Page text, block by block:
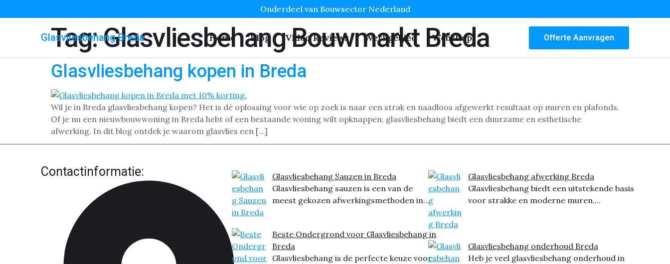
Onderdeel van Bouwsector Nederland
Glasvliesbehang Breda Home Blog Video Reviews Werkgebied Webshop Offerte Aanvragen
Tag:Glasvliesbehang Bouwmarkt Breda
Glasvliesbehang kopen in Breda
Wil je in Breda glasvliesbehang kopen? Het is dé oplossing voor wie op zoek is naar een strak en naadloos afgewerkt resultaat op muren en plafonds.
Of je nu een nieuwbouwwoning in Breda hebt of een bestaande woning wilt opknappen, glasvliesbehang biedt een duurzame en esthetische
afwerking. In dit blog ontdek je waarom glasvlies een […]
Contactinformatie:
Glasvliesbehang Sauzen in Breda
Glasvliesbehang sauzen is een van de
meest gekozen afwerkingsmethoden in...
Beste Ondergrond voor Glasvliesbehang in
Breda
Glasvliesbehang is de perfecte keuze voor
Glasvliesbehang afwerking Breda
Glasvliesbehang biedt een uitstekende basis
voor strakke en moderne muren,...
Glasvliesbehang onderhoud Breda
Heb je veel glasvliesbehang onderhoud in